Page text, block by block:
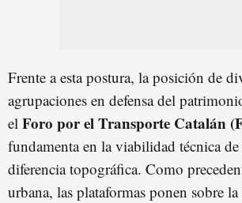
Frente a esta postura, la posición de
agrupaciones en defensa del
el Foro por el Transporte Catalán
fundamenta en la viabilidad técnica de
diferencia topográfica. Como
urbana, las plataformas ponen sobre la